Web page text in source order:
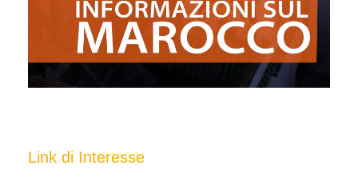
Link di Interesse